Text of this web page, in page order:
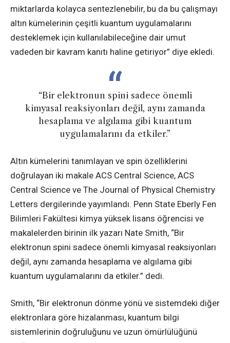
miktarlarda kolayca sentezlenebilir, bu da bu çalışmayı
altın kümelerinin çeşitli kuantum uygulamalarını
desteklemek için kullanılabileceğine dair umut
vadeden bir kavram kanıtı haline getiriyor” diye ekledi.
“Bir elektronun spini sadece önemli
kimyasal reaksiyonları değil, aynı zamanda
hesaplama ve algılama gibi kuantum
uygulamalarını da etkiler.”
Altın kümelerini tanımlayan ve spin özelliklerini
doğrulayan iki makale ACS Central Science, ACS
Central Science ve The Journal of Physical Chemistry
Letters dergilerinde yayımlandı. Penn State Eberly Fen
Bilimleri Fakültesi kimya yüksek lisans öğrencisi ve
makalelerden birinin ilk yazarı Nate Smith, “Bir
elektronun spini sadece önemli kimyasal reaksiyonları
değil, aynı zamanda hesaplama ve algılama gibi
kuantum uygulamalarını da etkiler.” dedi.
Smith, “Bir elektronun dönme yönü ve sistemdeki diğer
elektronlara göre hizalanması, kuantum bilgi
sistemlerinin doğruluğunu ve uzun ömürlülüğünü